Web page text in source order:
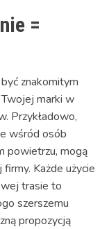
=
znakomitym
marki w
Przykładowo,
wśród osób
powietrzu, mogą
Każde użycie
trasie to
szerszemu
propozycją